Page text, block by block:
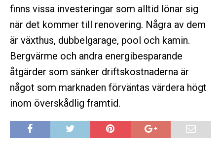
finns vissa investeringar som alltid lönar sig
när det kommer till renovering. Några av dem
är växthus, dubbelgarage, pool och kamin.
Bergvärme och andra energibesparande
åtgärder som sänker driftskostnaderna är
något som marknaden förväntas värdera högt
inom överskådlig framtid.